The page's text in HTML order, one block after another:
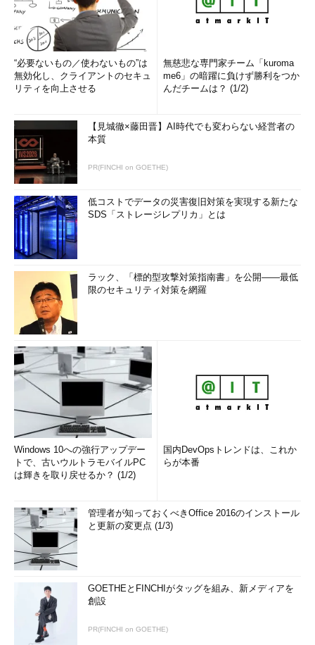
“必要ないもの／使わないもの”は
無効化し、クライアントのセキュ
リティを向上させる
無慈悲な専門家チーム「kuroma
me6」の暗躍に負けず勝利をつか
んだチームは？ (1/2)
【見城徹×藤田晋】AI時代でも変わらない経営者の
本質
PR(FINCHI on GOETHE)
低コストでデータの災害復旧対策を実現する新たな
SDS「ストレージレプリカ」とは
ラック、「標的型攻撃対策指南書」を公開――最低
限のセキュリティ対策を網羅
Windows 10への強行アップデー
トで、古いウルトラモバイルPC
は輝きを取り戻せるか？ (1/2)
国内DevOpsトレンドは、これか
らが本番
管理者が知っておくべきOffice 2016のインストール
と更新の変更点 (1/3)
GOETHEとFINCHIがタッグを組み、新メディアを
創設
PR(FINCHI on GOETHE)